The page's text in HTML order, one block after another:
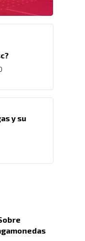
y su